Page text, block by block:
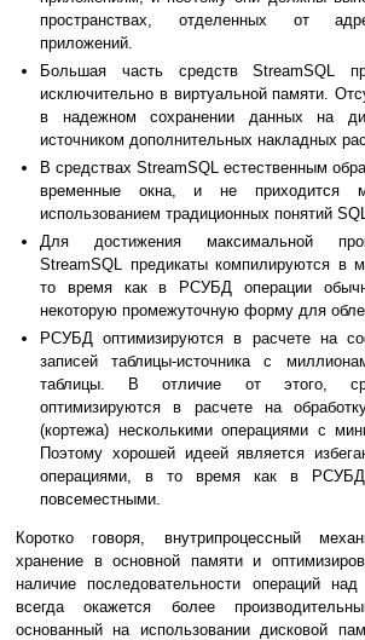
пространствах, отделенных от
приложений.
Большая часть средств StreamSQL
исключительно в виртуальной памяти.
в надежном сохранении данных на
источником дополнительных накладных
В средствах StreamSQL естественным
временные окна, и не приходится
использованием традиционных понятий SQL.
Для достижения максимальной
StreamSQL предикаты компилируются в
то время как в РСУБД операции
некоторую промежуточную форму для
РСУБД оптимизируются в расчете на
записей таблицы-источника с
таблицы. В отличие от этого,
оптимизируются в расчете на
(кортежа) несколькими операциями с
Поэтому хорошей идеей является
операциями, в то время как в РСУБД
повсеместными.
Коротко говоря, внутрипроцессный
хранение в основной памяти и
наличие последовательности операций
всегда окажется более
основанный на использовании дисковой